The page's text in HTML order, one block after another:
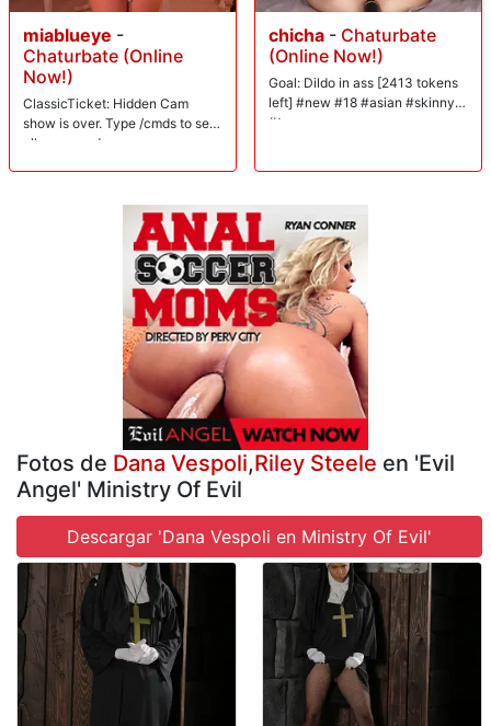
miablueye -
Chaturbate (Online
Now!)
ClassicTicket: Hidden Cam
show is over. Type /cmds to see
all commands.
chicha - Chaturbate
(Online Now!)
Goal: Dildo in ass [2413 tokens
left] #new #18 #asian #skinny
#teen
Fotos de Dana Vespoli,Riley Steele en 'Evil
Angel' Ministry Of Evil
Descargar 'Dana Vespoli en Ministry Of Evil'